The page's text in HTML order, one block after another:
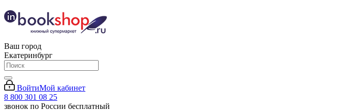
Ваш город
Екатеринбург
ВойтиМой кабинет
8 800 301 08 25
звонок по России бесплатный